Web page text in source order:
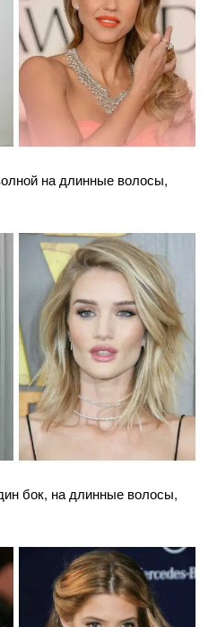
на длинные волосы,
бок, на длинные волосы,